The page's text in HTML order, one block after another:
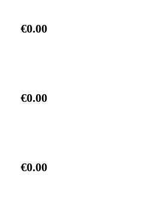
€0.00
€0.00
€0.00